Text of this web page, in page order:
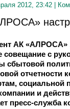
2012, 23:42 |
АК
совещание с
сбытовой
отчетности
и
пресс-служба